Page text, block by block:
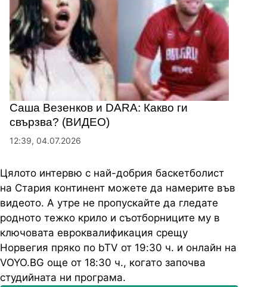
Саша Везенков и DARA: Какво ги
свързва? (ВИДЕО)
12:39, 04.07.2026
Цялото интервю с най-добрия баскетболист
на Стария континент можете да намерите във
видеото. А утре не пропускайте да гледате
родното тежко крило и съотборниците му в
ключовата евроквалификация срещу
Норвегия пряко по bTV от 19:30 ч. и онлайн на
VOYO.BG още от 18:30 ч., когато започва
студийната ни програма.